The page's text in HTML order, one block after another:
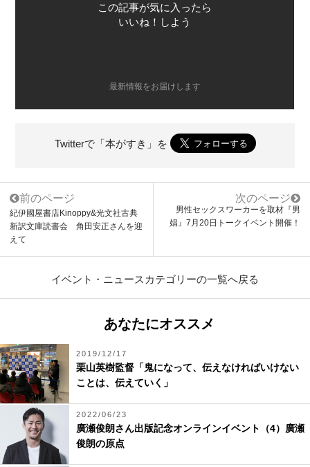
この記事が気に入ったら
いいね！しよう
最新情報をお届けします
Twitterで「本がすき」を
前のページ
紀伊國屋書店Kinoppy&光文社古典
新訳文庫読書会 角田安正さんを迎
えて
次のページ
男性セックスワーカーを取材『男
娼』7月20日トークイベント開催！
イベント・ニュースカテゴリーの一覧へ戻る
あなたにオススメ
2019/12/17
栗山英樹監督「鬼になって、伝えなければいけない
ことは、伝えていく」
2022/06/23
廣瀬俊朗さん出版記念オンラインイベント（4）廣瀬
俊朗の原点